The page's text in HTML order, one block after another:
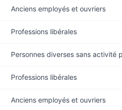
Anciens employés et ouvriers
Professions libérales
Personnes diverses sans activité
Professions libérales
Anciens employés et ouvriers